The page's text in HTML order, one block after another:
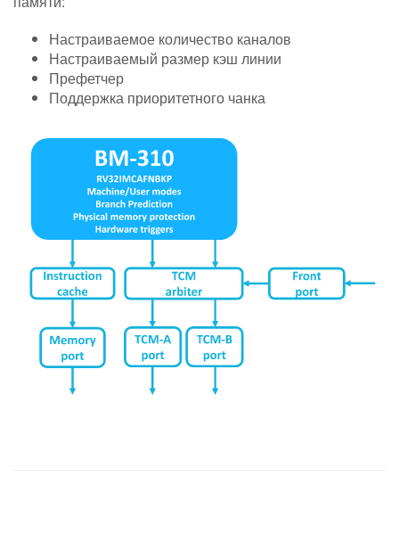
Настраиваемое количество каналов
Настраиваемый размер кэш линии
Префетчер
Поддержка приоритетного чанка